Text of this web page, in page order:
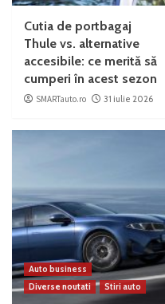
Cutia de portbagaj
Thule vs. alternative
accesibile: ce merită să
cumperi în acest sezon
SMARTauto.ro 31 iulie 2026
Auto business
Diverse noutati
Stiri auto